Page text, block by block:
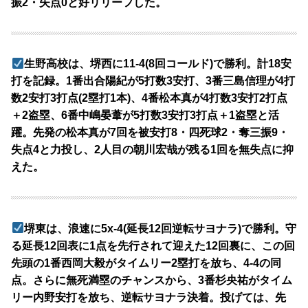
振2・失点0と好リリーフした。
生野高校は、堺西に11-4(8回コールド)で勝利。計18安
打を記録。1番出合陽紀が5打数3安打、3番三島信理が4打
数2安打3打点(2塁打1本)、4番松本真が4打数3安打2打点
＋2盗塁、6番中嶋晏葦が5打数3安打3打点＋1盗塁と活
躍。先発の松本真が7回を被安打8・四死球2・奪三振9・
失点4と力投し、2人目の朝川宏哉が残る1回を無失点に抑
えた。
堺東は、浪速に5x-4(延長12回逆転サヨナラ)で勝利。守
る延長12回表に1点を先行されて迎えた12回裏に、この回
先頭の1番西岡大毅がタイムリー2塁打を放ち、4-4の同
点。さらに無死満塁のチャンスから、3番杉央祐がタイム
リー内野安打を放ち、逆転サヨナラ決着。投げては、先